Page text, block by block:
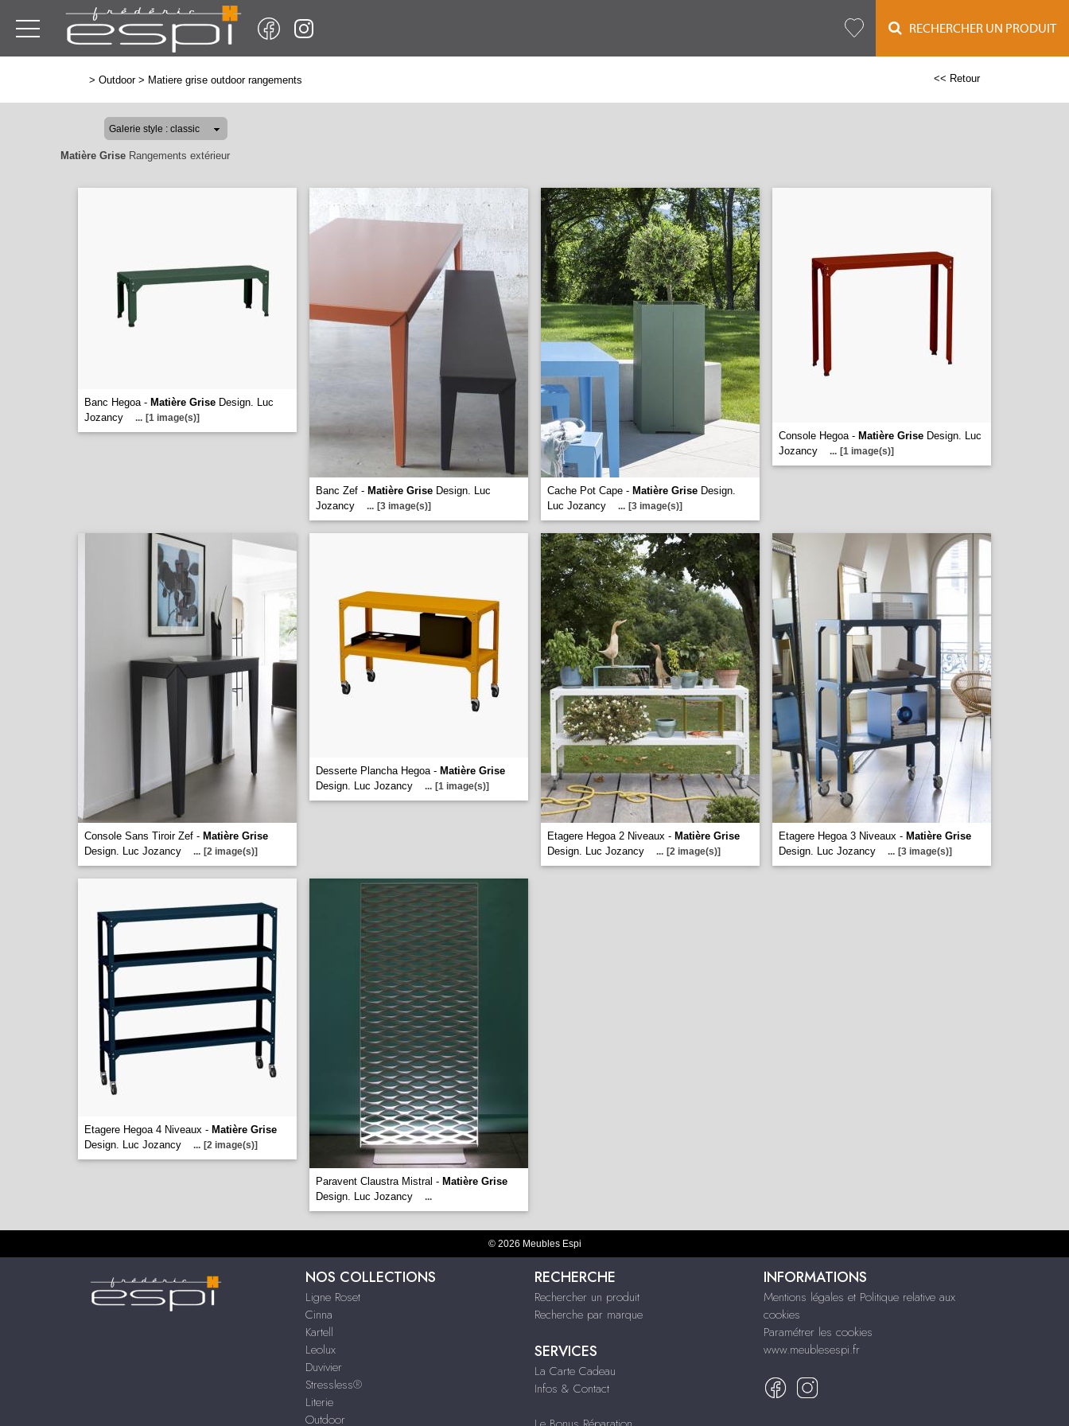
RECHERCHER UN PRODUIT
> Outdoor> Matiere grise outdoor rangements << Retour
Matière Grise Rangements extérieur
Banc Hegoa - Matière Grise Design. Luc
Jozancy
... [1 image(s)]
Banc Zef - Matière Grise Design. Luc
Jozancy
... [3 image(s)]
Cache Pot Cape - Matière Grise Design.
Luc Jozancy
... [3 image(s)]
Console Hegoa - Matière Grise Design. Luc
Jozancy
... [1 image(s)]
Console Sans Tiroir Zef - Matière Grise
Design. Luc Jozancy
... [2 image(s)]
Desserte Plancha Hegoa - Matière Grise
Design. Luc Jozancy
... [1 image(s)]
Etagere Hegoa 2 Niveaux - Matière Grise
Design. Luc Jozancy
... [2 image(s)]
Etagere Hegoa 3 Niveaux - Matière Grise
Design. Luc Jozancy
... [3 image(s)]
Etagere Hegoa 4 Niveaux - Matière Grise
Design. Luc Jozancy
... [2 image(s)]
Paravent Claustra Mistral - Matière Grise
Design. Luc Jozancy
...
© 2026 Meubles Espi
NOS COLLECTIONS
Ligne Roset
Cinna
Kartell
Leolux
Duvivier
Stressless®
Literie
Outdoor
RECHERCHE
Rechercher un produit
Recherche par marque
SERVICES
La Carte Cadeau
Infos & Contact
INFORMATIONS
Mentions légales et Politique relative aux
cookies
Paramétrer les cookies
www.meublesespi.fr